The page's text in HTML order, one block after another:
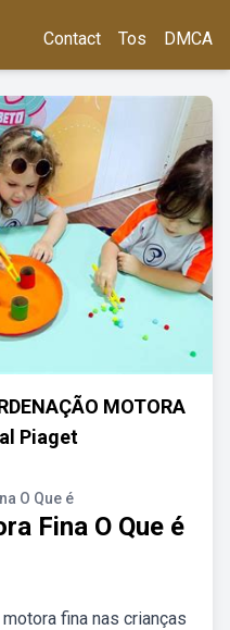
Contact Tos DMCA
MOTORA
Piaget
O Que é
Fina O Que é
fina nas crianças